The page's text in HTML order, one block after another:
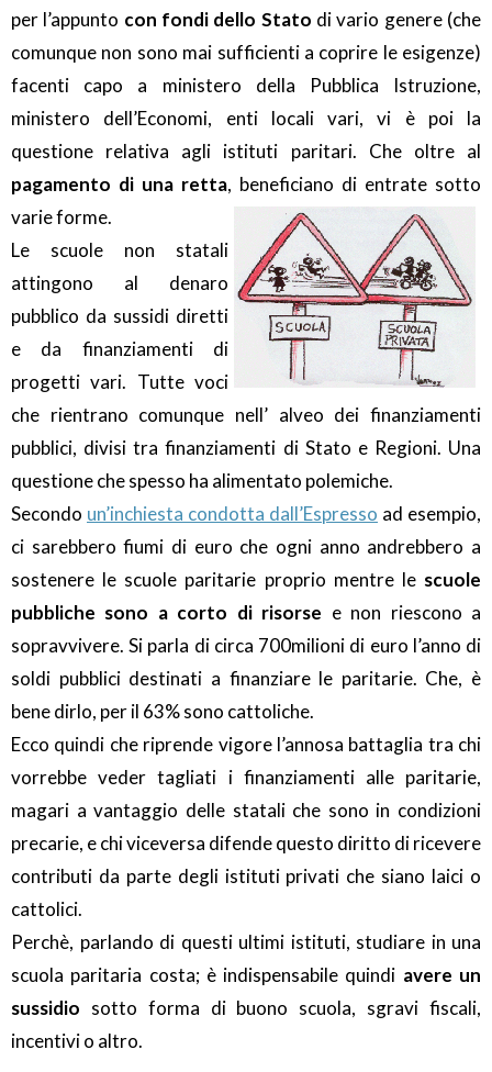
per l’appunto con fondi dello Stato di vario genere (che
comunque non sono mai sufficienti a coprire le esigenze)
facenti capo a ministero della Pubblica Istruzione,
ministero dell’Economi, enti locali vari, vi è poi la
questione relativa agli istituti paritari. Che oltre al
pagamento di una retta, beneficiano di entrate sotto
varie forme.
Le scuole non statali
attingono al denaro
pubblico da sussidi diretti
e da finanziamenti di
progetti vari. Tutte voci
che rientrano comunque nell’ alveo dei finanziamenti
pubblici, divisi tra finanziamenti di Stato e Regioni. Una
questione che spesso ha alimentato polemiche.
Secondo un’inchiesta condotta dall’Espresso ad esempio,
ci sarebbero fiumi di euro che ogni anno andrebbero a
sostenere le scuole paritarie proprio mentre le scuole
pubbliche sono a corto di risorse e non riescono a
sopravvivere. Si parla di circa 700milioni di euro l’anno di
soldi pubblici destinati a finanziare le paritarie. Che, è
bene dirlo, per il 63% sono cattoliche.
Ecco quindi che riprende vigore l’annosa battaglia tra chi
vorrebbe veder tagliati i finanziamenti alle paritarie,
magari a vantaggio delle statali che sono in condizioni
precarie, e chi viceversa difende questo diritto di ricevere
contributi da parte degli istituti privati che siano laici o
cattolici.
Perchè, parlando di questi ultimi istituti, studiare in una
scuola paritaria costa; è indispensabile quindi avere un
sussidio sotto forma di buono scuola, sgravi fiscali,
incentivi o altro.